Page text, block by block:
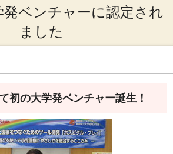
発ベンチャーに認定され
ました
初の大学発ベンチャー誕生！